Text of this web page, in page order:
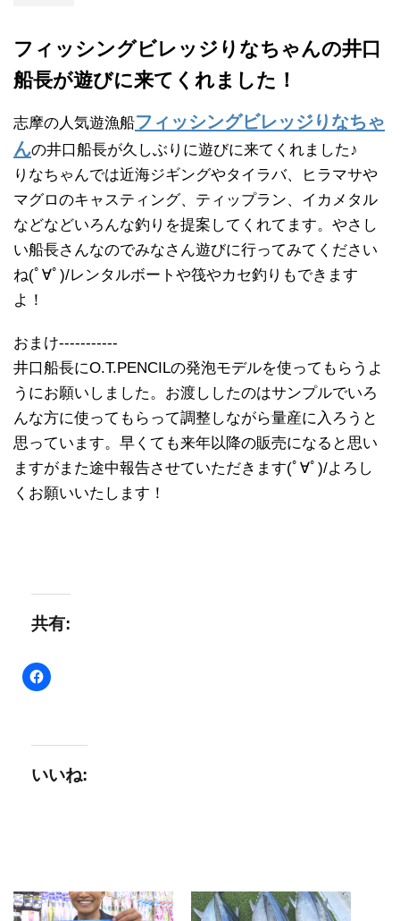
フィッシングビレッジりなちゃんの井口
船長が遊びに来てくれました！
志摩の人気遊漁船フィッシングビレッジりなちゃ
んの井口船長が久しぶりに遊びに来てくれました♪
りなちゃんでは近海ジギングやタイラバ、ヒラマサや
マグロのキャスティング、ティップラン、イカメタル
などなどいろんな釣りを提案してくれてます。やさし
い船長さんなのでみなさん遊びに行ってみてください
ね(ﾟ∀ﾟ)/レンタルボートや筏やカセ釣りもできます
よ！
おまけ-----------
井口船長にO.T.PENCILの発泡モデルを使ってもらうよ
うにお願いしました。お渡ししたのはサンプルでいろ
んな方に使ってもらって調整しながら量産に入ろうと
思っています。早くても来年以降の販売になると思い
ますがまた途中報告させていただきます(ﾟ∀ﾟ)/よろし
くお願いいたします！
共有:
いいね: